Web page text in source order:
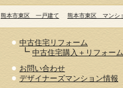
熊本市東区 一戸建て 熊本市東区 マンシ
● 中古住宅リフォーム
┗ 中古住宅購入＋リフォー
● お問い合わせ
● デザイナーズマンション情報